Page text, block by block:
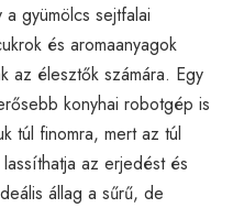
gyümölcs sejtfalai
és aromaanyagok
az élesztők számára. Egy
konyhai robotgép is
túl finomra, mert az túl
az erjedést és
állag a sűrű, de